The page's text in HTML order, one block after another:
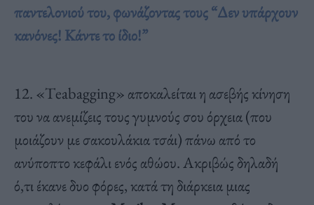
παντελονιού του, φωνάζοντας τους “Δεν υπάρχουν
κανόνες! Κάντε το ίδιο!”
12. «Τeabagging» αποκαλείται η ασεβής κίνηση
του να ανεμίζεις τους γυμνούς σου όρχεια (που
μοιάζουν με σακουλάκια τσάι) πάνω από το
ανύποπτο κεφάλι ενός αθώου. Ακριβώς δηλαδή
ό,τι έκανε δυο φόρες, κατά τη διάρκεια μιας